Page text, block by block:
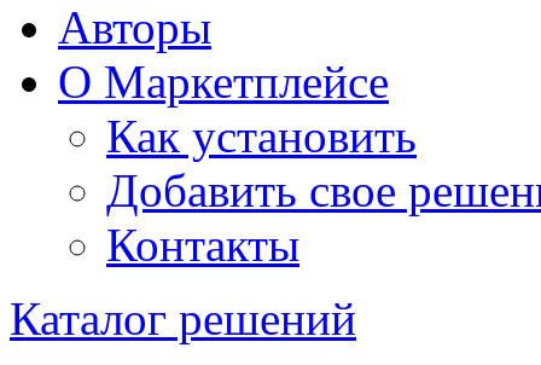
Авторы
О Маркетплейсе
Как установить
Добавить свое
Контакты
Каталог решений